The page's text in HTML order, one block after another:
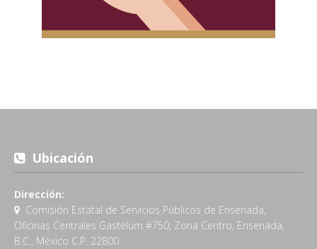
Ubicación
Dirección:
Comisión Estatal de Servicios Públicos de Ensenada,
Oficinas Centrales Gastelum #750, Zona Centro, Ensenada,
B.C., México C.P. 22800